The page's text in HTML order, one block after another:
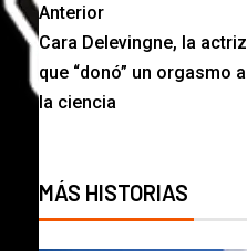
Anterior
Cara Delevingne, la actriz
que “donó” un orgasmo a
la ciencia
MÁS HISTORIAS